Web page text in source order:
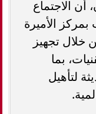
الاجتماع
بمركز الأميرة
خلال تجهيز
بما
لتأهيل